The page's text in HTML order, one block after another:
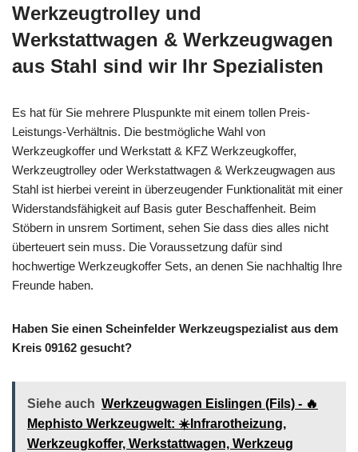
Werkzeugtrolley und
Werkstattwagen & Werkzeugwagen
aus Stahl sind wir Ihr Spezialisten
Es hat für Sie mehrere Pluspunkte mit einem tollen Preis-
Leistungs-Verhältnis. Die bestmögliche Wahl von
Werkzeugkoffer und Werkstatt & KFZ Werkzeugkoffer,
Werkzeugtrolley oder Werkstattwagen & Werkzeugwagen aus
Stahl ist hierbei vereint in überzeugender Funktionalität mit einer
Widerstandsfähigkeit auf Basis guter Beschaffenheit. Beim
Stöbern in unsrem Sortiment, sehen Sie dass dies alles nicht
überteuert sein muss. Die Voraussetzung dafür sind
hochwertige Werkzeugkoffer Sets, an denen Sie nachhaltig Ihre
Freunde haben.
Haben Sie einen Scheinfelder Werkzeugspezialist aus dem
Kreis 09162 gesucht?
Siehe auch Werkzeugwagen Eislingen (Fils) - 🔥
Mephisto Werkzeugwelt: ☀️Infrarotheizung,
Werkzeugkoffer, Werkstattwagen, Werkzeug